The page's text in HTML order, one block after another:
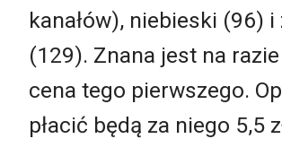
kanałów), niebieski (96)
(129). Znana jest na
cena tego pierwszego.
płacić będą za niego 5,5